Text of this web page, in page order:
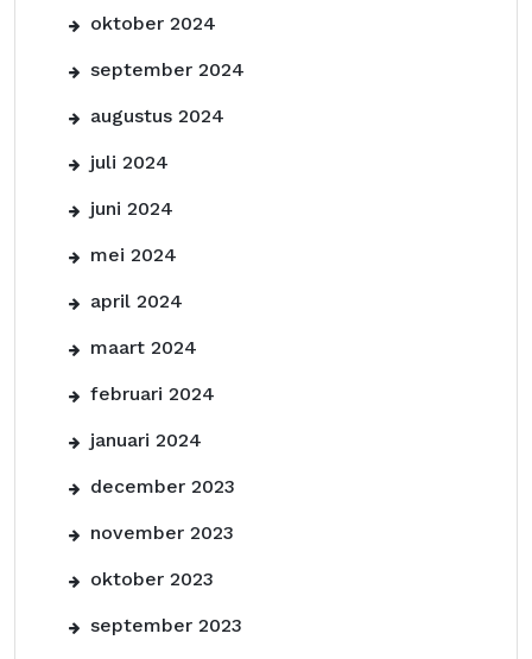
oktober 2024
september 2024
augustus 2024
juli 2024
juni 2024
mei 2024
april 2024
maart 2024
februari 2024
januari 2024
december 2023
november 2023
oktober 2023
september 2023